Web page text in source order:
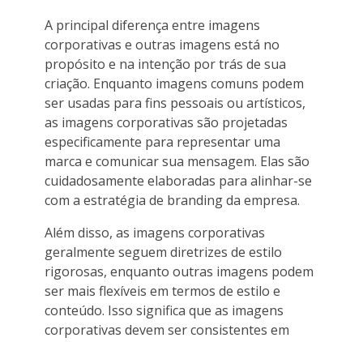
A principal diferença entre imagens
corporativas e outras imagens está no
propósito e na intenção por trás de sua
criação. Enquanto imagens comuns podem
ser usadas para fins pessoais ou artísticos,
as imagens corporativas são projetadas
especificamente para representar uma
marca e comunicar sua mensagem. Elas são
cuidadosamente elaboradas para alinhar-se
com a estratégia de branding da empresa.
Além disso, as imagens corporativas
geralmente seguem diretrizes de estilo
rigorosas, enquanto outras imagens podem
ser mais flexíveis em termos de estilo e
conteúdo. Isso significa que as imagens
corporativas devem ser consistentes em